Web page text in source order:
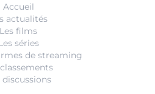
Accueil
actualités
Les films
séries
de streaming
discussions